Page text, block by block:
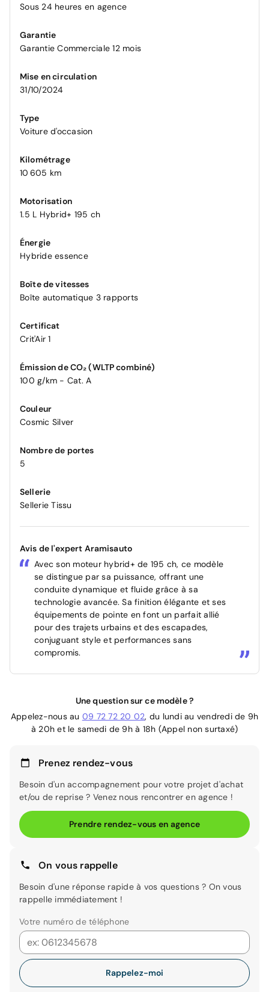
Sous 24 heures en agence
Garantie
Garantie Commerciale 12 mois
Mise en circulation
31/10/2024
Type
Voiture d'occasion
Kilométrage
10 605 km
Motorisation
1.5 L Hybrid+ 195 ch
Énergie
Hybride essence
Boîte de vitesses
Boîte automatique 3 rapports
Certificat
Crit'Air 1
Émission de CO₂ (WLTP combiné)
100 g/km - Cat. A
Couleur
Cosmic Silver
Nombre de portes
5
Sellerie
Sellerie Tissu
Avis de l'expert Aramisauto
Avec son moteur hybrid+ de 195 ch, ce modèle
se distingue par sa puissance, offrant une
conduite dynamique et fluide grâce à sa
technologie avancée. Sa finition élégante et ses
équipements de pointe en font un parfait allié
pour des trajets urbains et des escapades,
conjuguant style et performances sans
compromis.
Une question sur ce modèle ?
Appelez-nous au 09 72 72 20 02, du lundi au vendredi de 9h
à 20h et le samedi de 9h à 18h (Appel non surtaxé)
Prenez rendez-vous
Besoin d'un accompagnement pour votre projet d'achat
et/ou de reprise ? Venez nous rencontrer en agence !
Prendre rendez-vous en agence
On vous rappelle
Besoin d'une réponse rapide à vos questions ? On vous
rappelle immédiatement !
Votre numéro de téléphone
Rappelez-moi